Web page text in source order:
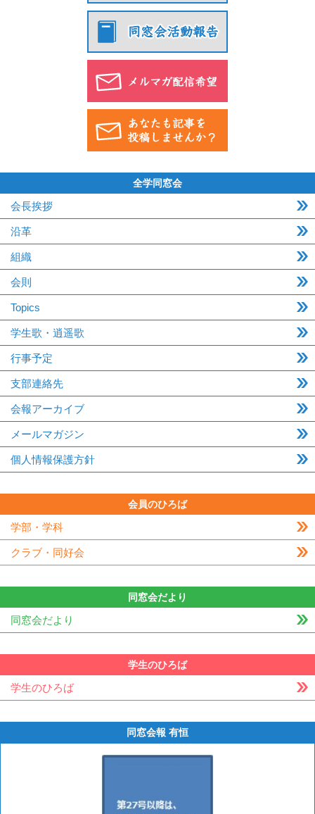
全学同窓会
会長挨拶
沿革
組織
会則
Topics
学生歌・逍遥歌
行事予定
支部連絡先
会報アーカイブ
メールマガジン
個人情報保護方針
会員のひろば
学部・学科
クラブ・同好会
同窓会だより
同窓会だより
学生のひろば
学生のひろば
同窓会報 有恒